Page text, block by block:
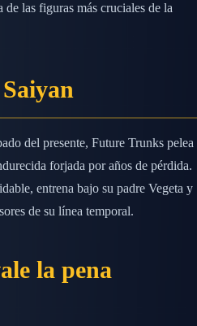
las figuras más cruciales de la
del presente, Future Trunks pelea
forjada por años de pérdida.
entrena bajo su padre Vegeta y
de su línea temporal.
la pena